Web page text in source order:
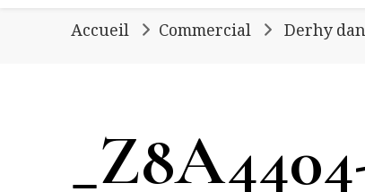
Accueil Commercial Derhy